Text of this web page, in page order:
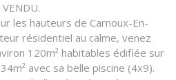
VENDU.
les hauteurs de Carnoux-En-
résidentiel au calme, venez
120m² habitables édifiée sur
avec sa belle piscine (4x9).